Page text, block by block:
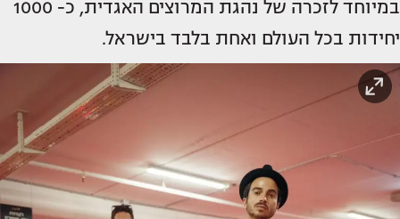
במיוחד לזכרה של נהגת המרוצים האגדית, כ- 1000
יחידות בכל העולם ואחת בלבד בישראל.